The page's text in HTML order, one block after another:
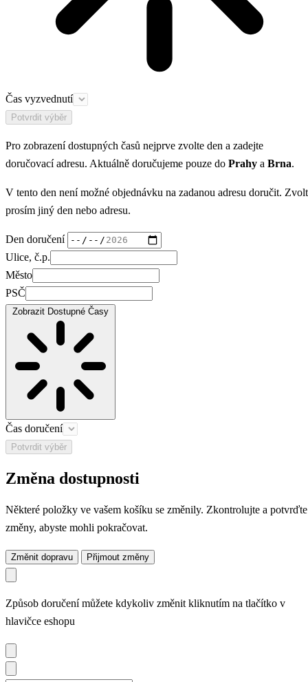
Čas vyzvednutí
Potvrdit výběr
Pro zobrazení dostupných časů nejprve zvolte den a zadejte
doručovací adresu. Aktuálně doručujeme pouze do Prahy a Brna.
V tento den není možné objednávku na zadanou adresu doručit.
prosím jiný den nebo adresu.
Den doručení
Ulice, č.p.
Město
PSČ
Zobrazit Dostupné Časy
Čas doručení
Potvrdit výběr
Změna dostupnosti
Některé položky ve vašem košíku se změnily. Zkontrolujte a potvrďte
změny, abyste mohli pokračovat.
Změnit dopravu Přijmout změny
Způsob doručení můžete kdykoliv změnit kliknutím na tlačítko v
hlavičce eshopu